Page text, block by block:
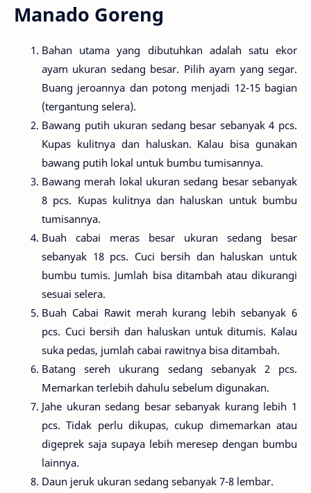
Manado Goreng
Bahan utama yang dibutuhkan adalah satu ekor
ayam ukuran sedang besar. Pilih ayam yang segar.
Buang jeroannya dan potong menjadi 12-15 bagian
(tergantung selera).
Bawang putih ukuran sedang besar sebanyak 4 pcs.
Kupas kulitnya dan haluskan. Kalau bisa gunakan
bawang putih lokal untuk bumbu tumisannya.
Bawang merah lokal ukuran sedang besar sebanyak
8 pcs. Kupas kulitnya dan haluskan untuk bumbu
tumisannya.
Buah cabai meras besar ukuran sedang besar
sebanyak 18 pcs. Cuci bersih dan haluskan untuk
bumbu tumis. Jumlah bisa ditambah atau dikurangi
sesuai selera.
Buah Cabai Rawit merah kurang lebih sebanyak 6
pcs. Cuci bersih dan haluskan untuk ditumis. Kalau
suka pedas, jumlah cabai rawitnya bisa ditambah.
Batang sereh ukurang sedang sebanyak 2 pcs.
Memarkan terlebih dahulu sebelum digunakan.
Jahe ukuran sedang besar sebanyak kurang lebih 1
pcs. Tidak perlu dikupas, cukup dimemarkan atau
digeprek saja supaya lebih meresep dengan bumbu
lainnya.
Daun jeruk ukuran sedang sebanyak 7-8 lembar.